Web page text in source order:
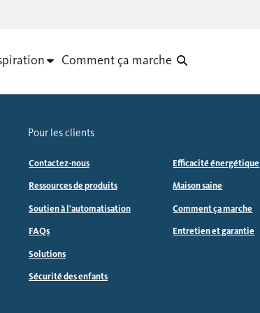
Comment ça marche
Pour les clients
Contactez-nous
Ressources de produits
Soutien à l'automatisation
FAQs
Solutions
Sécurité des enfants
Efficacité énergétique
Maison saine
Comment ça marche
Entretien et garantie